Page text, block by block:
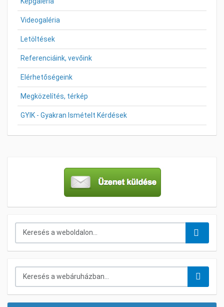
Videogaléria
Letöltések
Referenciáink, vevőink
Elérhetőségeink
Megközelítés, térkép
GYIK - Gyakran Ismételt Kérdések